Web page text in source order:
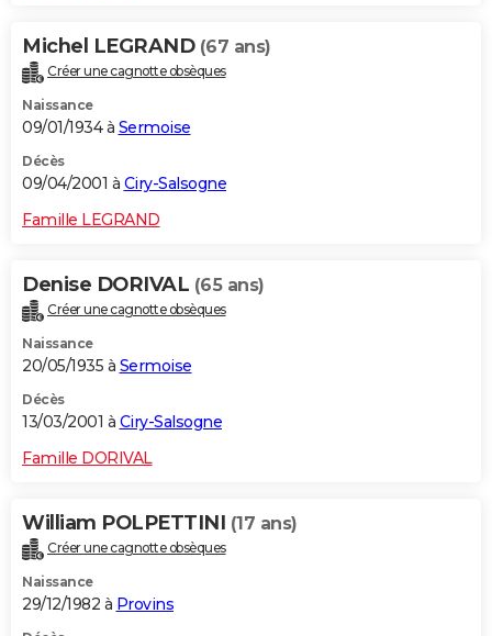
Michel LEGRAND (67 ans)
Créer une cagnotte obsèques
Naissance
09/01/1934 à Sermoise
Décès
09/04/2001 à Ciry-Salsogne
Famille LEGRAND
Denise DORIVAL (65 ans)
Créer une cagnotte obsèques
Naissance
20/05/1935 à Sermoise
Décès
13/03/2001 à Ciry-Salsogne
Famille DORIVAL
William POLPETTINI (17 ans)
Créer une cagnotte obsèques
Naissance
29/12/1982 à Provins